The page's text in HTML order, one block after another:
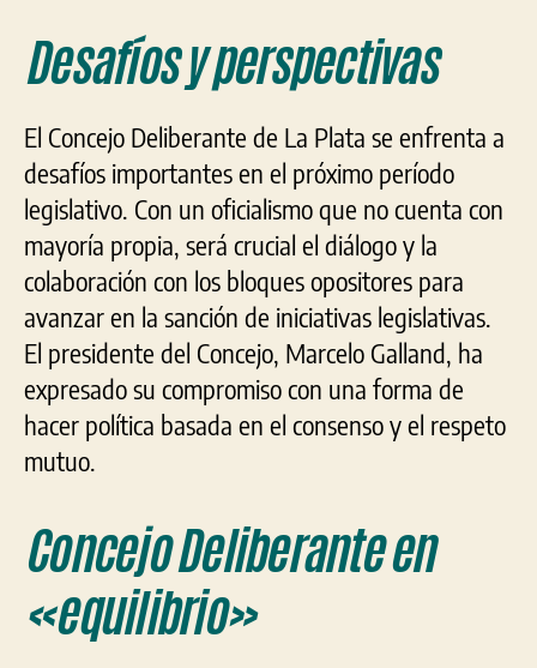
Desafíos y perspectivas
El Concejo Deliberante de La Plata se enfrenta a
desafíos importantes en el próximo período
legislativo. Con un oficialismo que no cuenta con
mayoría propia, será crucial el diálogo y la
colaboración con los bloques opositores para
avanzar en la sanción de iniciativas legislativas.
El presidente del Concejo, Marcelo Galland, ha
expresado su compromiso con una forma de
hacer política basada en el consenso y el respeto
mutuo.
Concejo Deliberante en
«equilibrio»